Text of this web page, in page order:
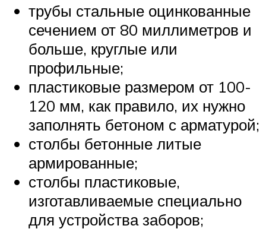
трубы стальные оцинкованные
сечением от 80 миллиметров и
больше, круглые или
профильные;
пластиковые размером от 100-
120 мм, как правило, их нужно
заполнять бетоном с арматурой;
столбы бетонные литые
армированные;
столбы пластиковые,
изготавливаемые специально
для устройства заборов;